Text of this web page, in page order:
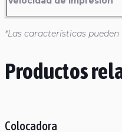
*Las características
Productos
Colocadora